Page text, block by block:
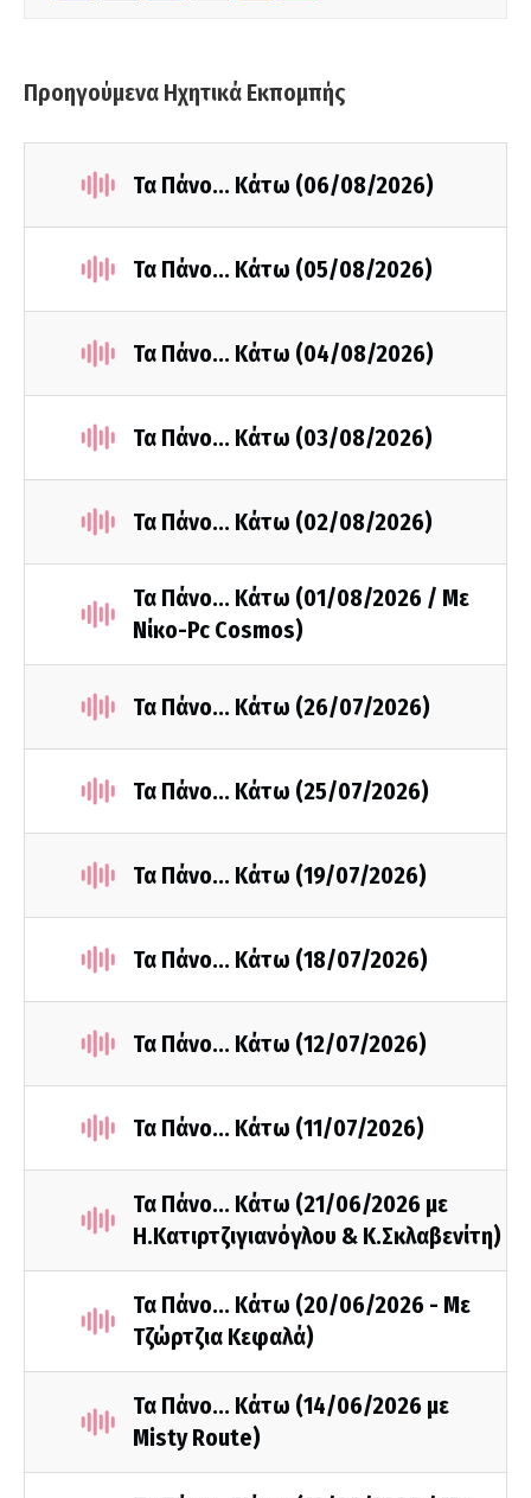
Προηγούμενα Ηχητικά Εκπομπής
Τα Πάνο... Κάτω (06/08/2026)
Τα Πάνο... Κάτω (05/08/2026)
Τα Πάνο... Κάτω (04/08/2026)
Τα Πάνο... Κάτω (03/08/2026)
Τα Πάνο... Κάτω (02/08/2026)
Τα Πάνο... Κάτω (01/08/2026 / Με
Νίκο-Pc Cosmos)
Τα Πάνο... Κάτω (26/07/2026)
Τα Πάνο... Κάτω (25/07/2026)
Τα Πάνο... Κάτω (19/07/2026)
Τα Πάνο... Κάτω (18/07/2026)
Τα Πάνο... Κάτω (12/07/2026)
Τα Πάνο... Κάτω (11/07/2026)
Τα Πάνο... Κάτω (21/06/2026 με
Η.Κατιρτζιγιανόγλου & Κ.Σκλαβενίτη)
Τα Πάνο... Κάτω (20/06/2026 - Με
Τζώρτζια Κεφαλά)
Τα Πάνο... Κάτω (14/06/2026 με
Misty Route)